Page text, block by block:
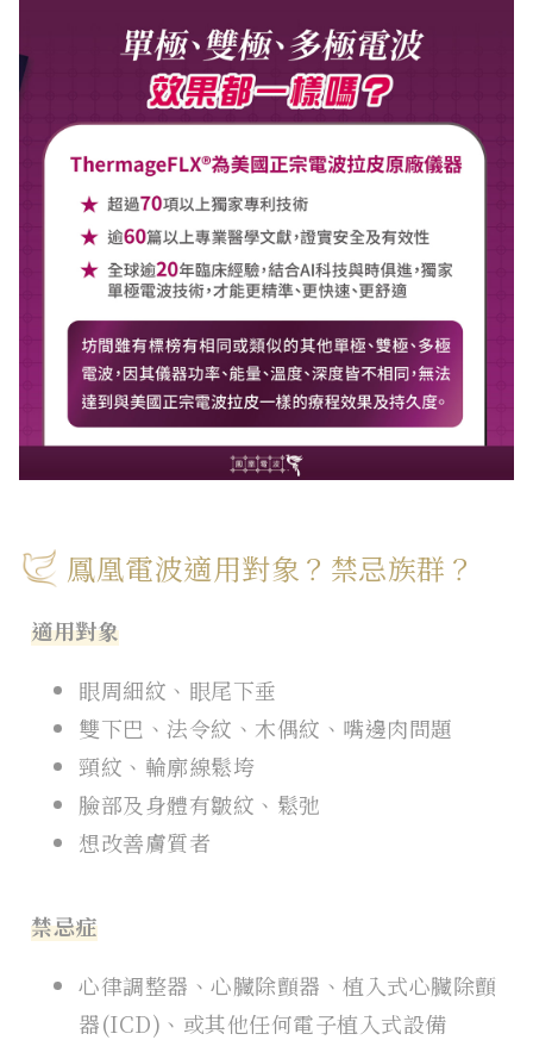
鳳凰電波適用對象？禁忌族群？
適用對象
眼周細紋、眼尾下垂
雙下巴、法令紋、木偶紋、嘴邊肉問題
頸紋、輪廓線鬆垮
臉部及身體有皺紋、鬆弛
想改善膚質者
禁忌症
心律調整器、心臟除顫器、植入式心臟除顫
器(ICD)、或其他任何電子植入式設備